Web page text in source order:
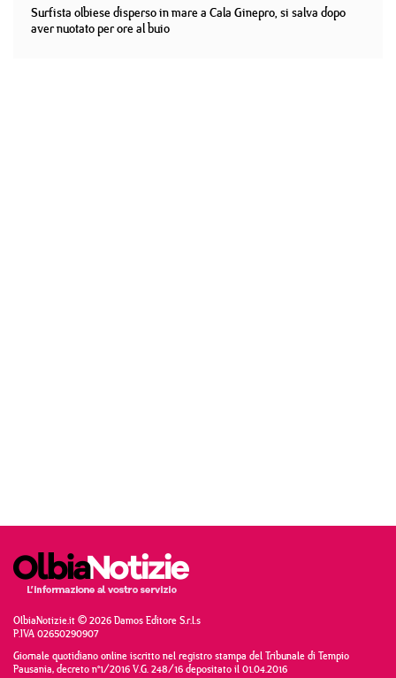
Surfista olbiese disperso in mare a Cala Ginepro, si salva dopo
aver nuotato per ore al buio
OlbiaNotizie.it © 2026 Damos Editore S.r.l.s
P.IVA 02650290907
Giornale quotidiano online iscritto nel registro stampa del Tribunale di Tempio
Pausania, decreto n°1/2016 V.G. 248/16 depositato il 01.04.2016